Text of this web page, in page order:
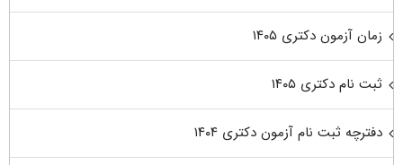
زمان آزمون دکتری ۱۴۰۵
ثبت نام دکتری ۱۴۰۵
دفترچه ثبت نام آزمون دکتری ۱۴۰۴